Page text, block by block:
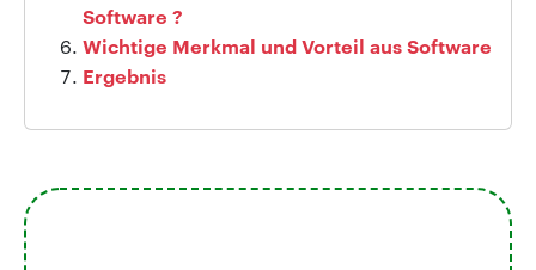
Software ?
Wichtige Merkmal und Vorteil aus Software
Ergebnis